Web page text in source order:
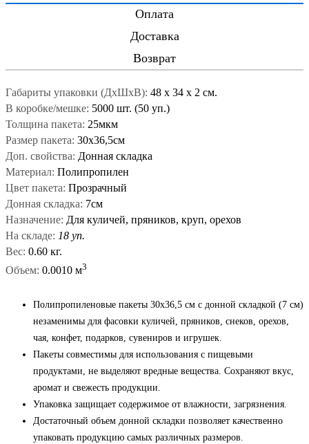
Оплата
Доставка
Возврат
Габариты упаковки (ДxШxВ): 48 x 34 x 2 см.
В коробке/мешке: 5000 шт. (50 уп.)
Толщина пакета: 25мкм
Размер пакета: 30x36,5см
Доп. свойства: Донная складка
Материал: Полипропилен
Цвет пакета: Прозрачный
Донная складка: 7см
Назначение: Для куличей, пряников, круп, орехов
На складе: 18 уп.
Вес: 0.60 кг.
Объем: 0.0010 м3
Полипропиленовые пакеты 30x36,5 см с донной складкой (7 см)
незаменимы для фасовки куличей, пряников, снеков, орехов,
чая, конфет, подарков, сувениров и игрушек.
Пакеты совместимы для использования с пищевыми
продуктами, не выделяют вредные вещества. Сохраняют вкус,
аромат и свежесть продукции.
Упаковка защищает содержимое от влажности, загрязнения.
Достаточный объем донной складки позволяет качественно
упаковать продукцию самых различных размеров.